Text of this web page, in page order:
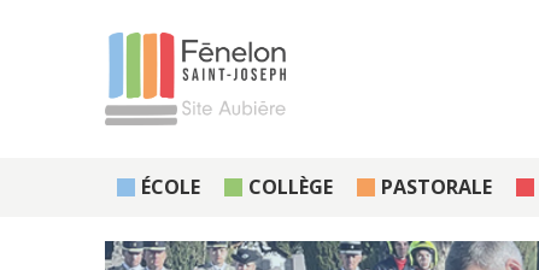
ÉCOLE COLLÈGE PASTORALE